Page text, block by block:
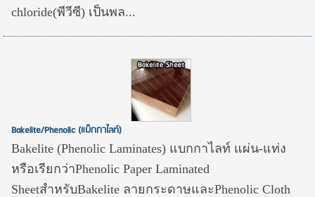
chloride(พีวีซี) เป็นพล...
Bakelite/Phenolic (แบ็กกาไลท์)
Bakelite (Phenolic Laminates) แบกกาไลท์ แผ่น-แท่ง
หรือเรียกว่าPhenolic Paper Laminated
SheetสำหรับBakelite ลายกระดาษและPhenolic Cloth